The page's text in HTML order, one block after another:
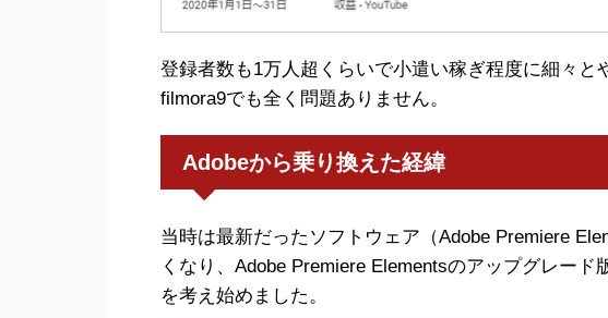
登録者数も1万人超くらいで小遣い稼ぎ程度に細々と
filmora9でも全く問題ありません。
Adobeから乗り換えた経緯
当時は最新だったソフトウェア（Adobe Premiere
くなり、Adobe Premiere Elementsのアップグレー
を考え始めました。